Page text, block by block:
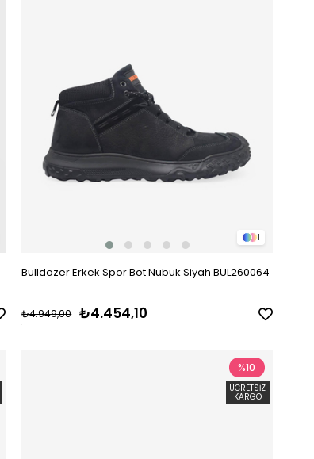
1
Bulldozer Erkek Spor Bot Nubuk Siyah BUL260064
₺4.454,10
₺4.949,00
%10
ÜCRETSIZ
KARGO